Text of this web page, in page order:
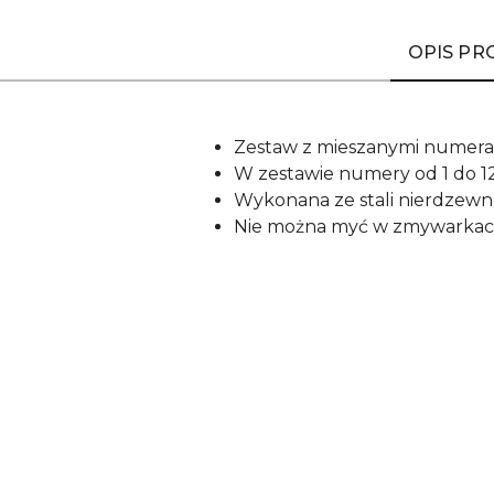
OPIS
Zestaw z mieszanymi
W zestawie numery od 1 do
Wykonana ze stali
Nie można myć w